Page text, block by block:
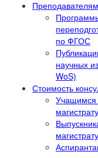
по ФГОС
научных
WoS)
Стоимость
Учащимся